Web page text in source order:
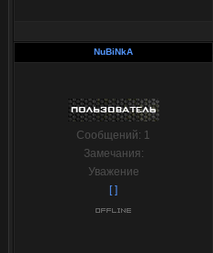
NuBiNkA
Сообщений: 1
Замечания:
Уважение
[ ]